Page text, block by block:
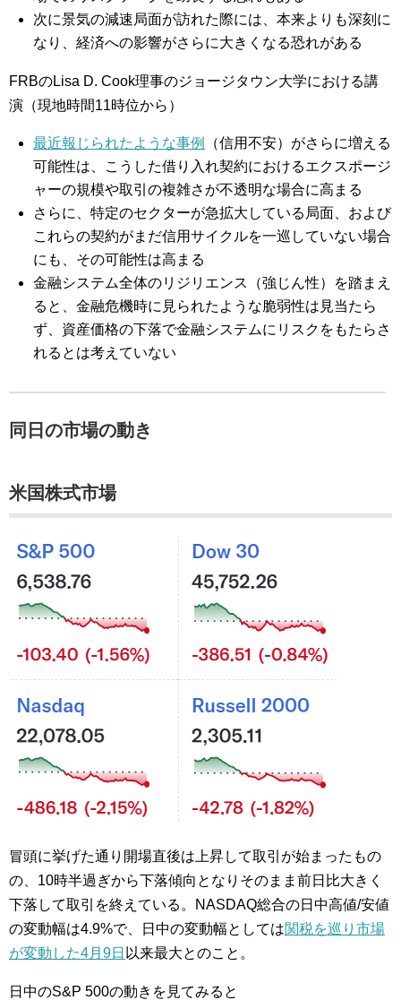
次に景気の減速局面が訪れた際には、本来よりも深刻に
なり、経済への影響がさらに大きくなる恐れがある
FRBのLisa D. Cook理事のジョージタウン大学における講
演（現地時間11時位から）
最近報じられたような事例
（信用不安）がさらに増える
可能性は、こうした借り入れ契約におけるエクスポージ
ャーの規模や取引の複雑さが不透明な場合に高まる
さらに、特定のセクターが急拡大している局面、および
これらの契約がまだ信用サイクルを一巡していない場合
にも、その可能性は高まる
金融システム全体のリジリエンス（強じん性）を踏まえ
ると、金融危機時に見られたような脆弱性は見当たら
ず、資産価格の下落で金融システムにリスクをもたらさ
れるとは考えていない
同日の市場の動き
米国株式市場
冒頭に挙げた通り開場直後は上昇して取引が始まったもの
の、10時半過ぎから下落傾向となりそのまま前日比大きく
下落して取引を終えている。NASDAQ総合の日中高値/安値
の変動幅は4.9%で、日中の変動幅としては関税を巡り市場
が変動した4月9日 以来最大とのこと。
日中のS&P 500の動きを見てみると